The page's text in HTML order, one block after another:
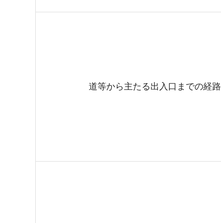
道等から主たる出入口までの経路